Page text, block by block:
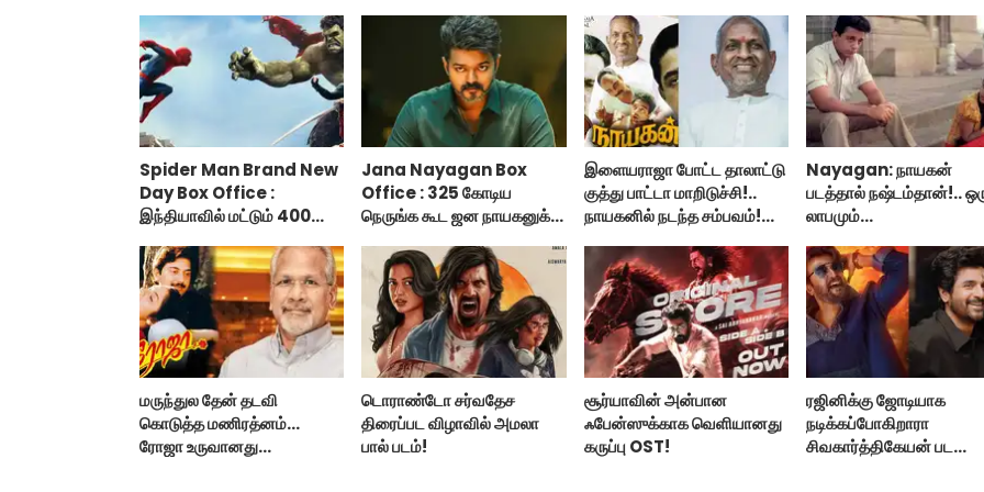
Spider Man Brand New
Day Box Office :
இந்தியாவில் மட்டும் 400
மேன் பிராண்ட் நியூ டே?
Jana Nayagan Box
Office : 325 கோடிய
நெருங்க கூட ஜன நாயகனுக்கு
இளையராஜா போட்ட தாலாட்டு
குத்து பாட்டா மாறிடுச்சி!..
நாயகனில் நடந்த சம்பவம்!...
Nayagan: நாயகன்
படத்தால் நஷ்டம்தான்!..
லாபமும்
பேட்டி..
மருந்துல தேன் தடவி
கொடுத்த மணிரத்னம்...
ரோஜா உருவானது
டொராண்டோ சர்வதேச
திரைப்பட விழாவில் அமலா
பால் படம்!
சூர்யாவின் அன்பான
ஃபேன்ஸுக்காக வெளியானது
கருப்பு OST!
ரஜினிக்கு ஜோடியாக
நடிக்கப்போகிறாரா
சிவகார்த்திகேயன் பட